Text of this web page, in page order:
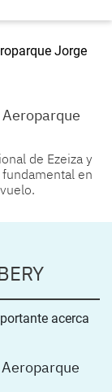
de Ezeiza y
en